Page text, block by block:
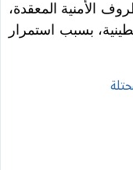
الأمنية المعقدة،
بسبب استمرار